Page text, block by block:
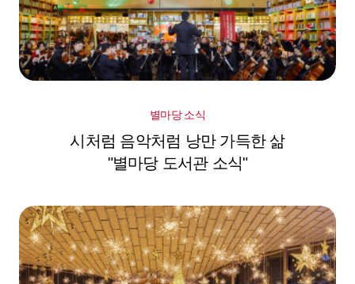
별마당 소식
시처럼 음악처럼 낭만 가득한 삶
"별마당 도서관 소식"